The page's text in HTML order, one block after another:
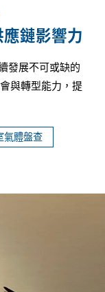
鏈影響力
發展不可或缺的
與轉型能力，提
氣體盤查